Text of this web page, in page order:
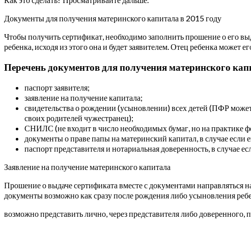
Документы для получения материнского капитала в 2015 году
Чтобы получить сертификат, необходимо заполнить прошение о его
ребенка, исходя из этого она и будет заявителем. Отец ребенка может
Перечень документов для получения материнского
паспорт заявителя;
заявление на получение капитала;
свидетельства о рождении (усыновлении) всех детей (ПФР
своих родителей чужестранец);
СНИЛС (не входит в число необходимых бумаг, но на практике
документы о праве папы на материнский капитал, в случае
паспорт представителя и нотариальная доверенность, в случае
Заявление на получение материнского капитала
Прошение о выдаче сертификата вместе с документами
документы возможно как сразу после рождения либо усыновления
возможно представить лично, через представителя либо